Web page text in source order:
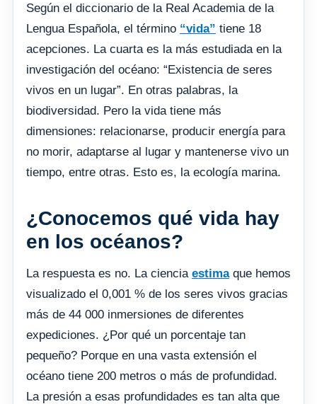
Según el diccionario de la Real Academia de la
Lengua Española, el término “vida” tiene 18
acepciones. La cuarta es la más estudiada en la
investigación del océano: “Existencia de seres
vivos en un lugar”. En otras palabras, la
biodiversidad. Pero la vida tiene más
dimensiones: relacionarse, producir energía para
no morir, adaptarse al lugar y mantenerse vivo un
tiempo, entre otras. Esto es, la ecología marina.
¿Conocemos qué vida hay
en los océanos?
La respuesta es no. La ciencia estimaque hemos
visualizado el 0,001 % de los seres vivos gracias
más de 44 000 inmersiones de diferentes
expediciones. ¿Por qué un porcentaje tan
pequeño? Porque en una vasta extensión el
océano tiene 200 metros o más de profundidad.
La presión a esas profundidades es tan alta que